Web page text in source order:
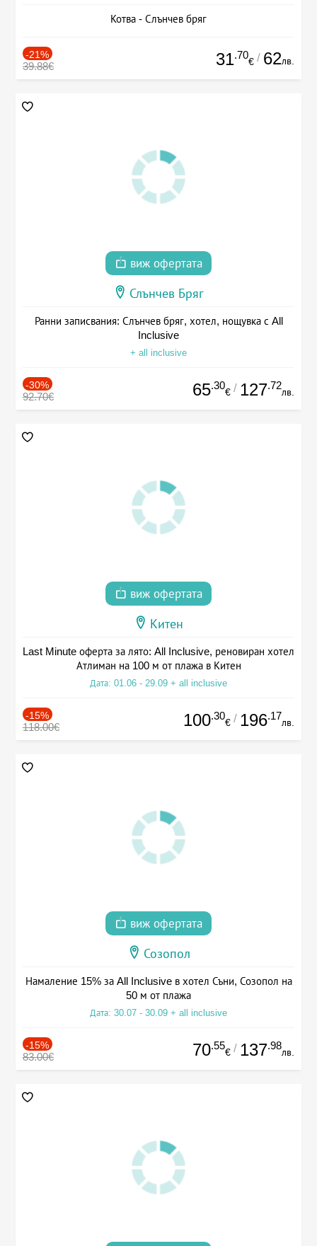
Котва - Слънчев бряг
-21%
39.88€ 31.70
€ / 62лв.
виж офертата
Слънчев Бряг
Ранни записвания: Слънчев бряг, хотел, нощувка с All
Inclusive
+ all inclusive
-30%
92.70€ 65.30
€ / 127.72
лв.
виж офертата
Китен
Last Minute оферта за лято: All Inclusive, реновиран хотел
Атлиман на 100 м от плажа в Китен
Дата: 01.06 - 29.09 + all inclusive
-15%
118.00€ 100.30
€ / 196.17
лв.
виж офертата
Созопол
Намаление 15% за All Inclusive в хотел Съни, Созопол на
50 м от плажа
Дата: 30.07 - 30.09 + all inclusive
-15%
83.00€ 70.55
€ / 137.98
лв.